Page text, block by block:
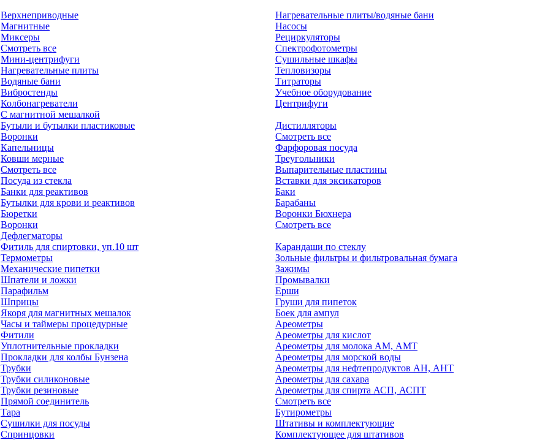
Верхнеприводные
Магнитные
Миксеры
Смотреть все
Мини-центрифуги
Нагревательные плиты
Водяные бани
Вибростенды
Колбонагреватели
С магнитной мешалкой
Нагревательные плиты/водяные бани
Насосы
Рециркуляторы
Спектрофотометры
Сушильные шкафы
Тепловизоры
Титраторы
Учебное оборудование
Центрифуги
Бутыли и бутылки пластиковые
Воронки
Капельницы
Ковши мерные
Смотреть все
Посуда из стекла
Банки для реактивов
Бутылки для крови и реактивов
Бюретки
Воронки
Дефлегматоры
Дистилляторы
Смотреть все
Фарфоровая посуда
Треугольники
Выпарительные пластины
Вставки для эксикаторов
Баки
Барабаны
Воронки Бюхнера
Смотреть все
Фитиль для спиртовки, уп.10 шт
Термометры
Механические пипетки
Шпатели и ложки
Парафильм
Шприцы
Якоря для магнитных мешалок
Часы и таймеры процедурные
Фитили
Уплотнительные прокладки
Прокладки для колбы Бунзена
Трубки
Трубки силиконовые
Трубки резиновые
Прямой соединитель
Тара
Сушилки для посуды
Спринцовки
Карандаши по стеклу
Зольные фильтры и фильтровальная бумага
Зажимы
Промывалки
Ерши
Груши для пипеток
Боек для ампул
Ареометры
Ареометры для кислот
Ареометры для молока АМ, АМТ
Ареометры для морской воды
Ареометры для нефтепродуктов АН, АНТ
Ареометры для сахара
Ареометры для спирта АСП, АСПТ
Смотреть все
Бутирометры
Штативы и комплектующие
Комплектующее для штативов